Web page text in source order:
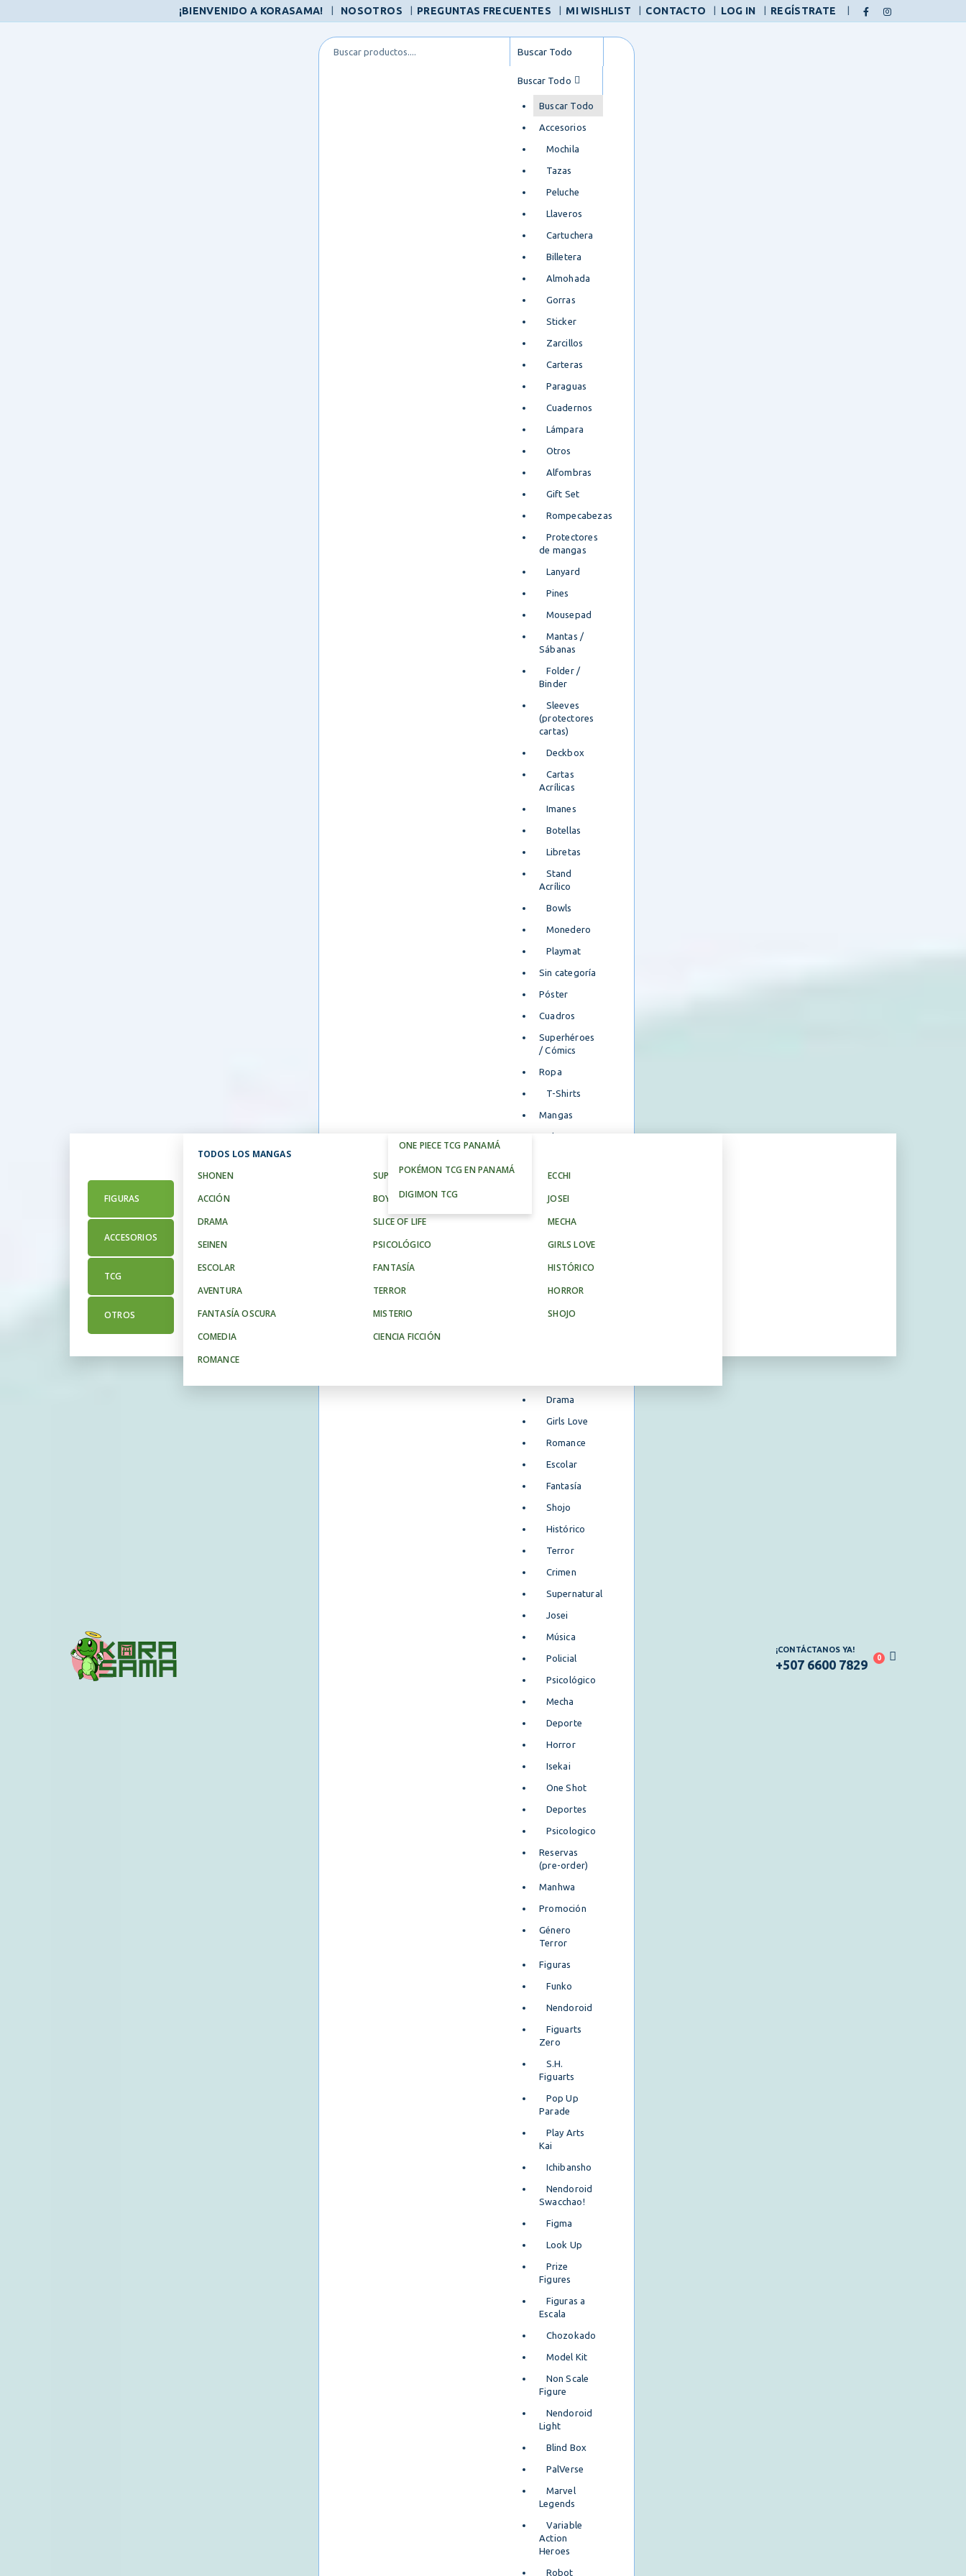
¡BIENVENIDO A KORASAMA! | NOSOTROS PREGUNTAS FRECUENTES MI WISHLIST CONTACTO LOG IN REGÍSTRATE |
Buscar Todo
Buscar Todo
Accesorios
Mochila
Tazas
Peluche
Llaveros
Cartuchera
Billetera
Almohada
Gorras
Sticker
Zarcillos
Carteras
Paraguas
Cuadernos
Lámpara
Otros
Alfombras
Gift Set
Rompecabezas
Protectores
de mangas
Lanyard
Pines
Mousepad
Mantas /
Sábanas
Folder /
Binder
Sleeves
(protectores
cartas)
Deckbox
Cartas
Acrílicas
Imanes
Botellas
Libretas
Stand
Acrílico
Bowls
Monedero
Playmat
Sin categoría
Póster
Cuadros
Superhéroes
/ Cómics
Ropa
T-Shirts
Mangas
Shonen
Misterio
Ciencia
Slice of Life
Drama
Girls Love
Romance
Escolar
Fantasía
Shojo
Histórico
Terror
Crimen
Supernatural
Josei
Música
Policial
Psicológico
Mecha
Deporte
Horror
Isekai
One Shot
Deportes
Psicologico
Reservas
(pre-order)
Manhwa
Promoción
Género
Terror
Figuras
Funko
Nendoroid
Figuarts
Zero
S.H.
Figuarts
Pop Up
Parade
Play Arts
Kai
Ichibansho
Nendoroid
Swacchao!
Figma
Look Up
Prize
Figures
Figuras a
Escala
Chozokado
Model Kit
Non Scale
Figure
Nendoroid
Light
Blind Box
PalVerse
Marvel
Legends
Variable
Action
Heroes
Robot
¡CONTÁCTANOS YA!
+507 6600 7829 0
FIGURAS
ACCESORIOS
TCG
OTROS
NENDOROID
POP UP PARADE
FIGURAS A ESCALA
TODOS LOS MANGAS
SHONEN
ACCIÓN
DRAMA
SEINEN
ESCOLAR
AVENTURA
FANTASÍA OSCURA
COMEDIA
ROMANCE
SUPERNATURAL
BOYS LOVE
SLICE OF LIFE
PSICOLÓGICO
FANTASÍA
TERROR
MISTERIO
CIENCIA FICCIÓN
ECCHI
JOSEI
MECHA
GIRLS LOVE
HISTÓRICO
HORROR
SHOJO
ONE PIECE TCG PANAMÁ
POKÉMON TCG EN PANAMÁ
DIGIMON TCG